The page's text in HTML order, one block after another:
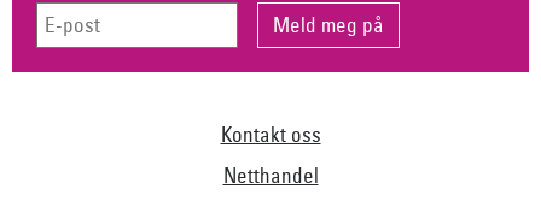
Kontakt oss
Netthandel